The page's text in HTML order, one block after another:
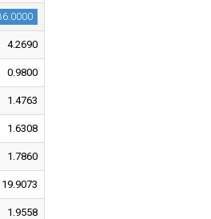
4.2690
0.9800
1.4763
1.6308
1.7860
19.9073
1.9558